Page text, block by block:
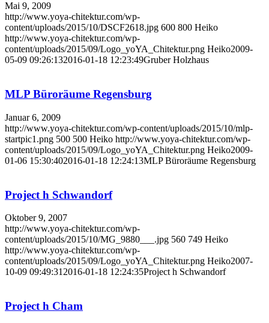
Mai 9, 2009
http://www.yoya-chitektur.com/wp-
content/uploads/2015/10/DSCF2618.jpg 600 800 Heiko
http://www.yoya-chitektur.com/wp-
content/uploads/2015/09/Logo_yoYA_Chitektur.png Heiko2009-
05-09 09:26:132016-01-18 12:23:49Gruber Holzhaus
MLP Büroräume Regensburg
Januar 6, 2009
http://www.yoya-chitektur.com/wp-content/uploads/2015/10/mlp-
startpic1.png 500 500 Heiko http://www.yoya-chitektur.com/wp-
content/uploads/2015/09/Logo_yoYA_Chitektur.png Heiko2009-
01-06 15:30:402016-01-18 12:24:13MLP Büroräume Regensburg
Project h Schwandorf
Oktober 9, 2007
http://www.yoya-chitektur.com/wp-
content/uploads/2015/10/MG_9880___.jpg 560 749 Heiko
http://www.yoya-chitektur.com/wp-
content/uploads/2015/09/Logo_yoYA_Chitektur.png Heiko2007-
10-09 09:49:31 2016-01-18 12:24:35Project h Schwandorf
Project h Cham